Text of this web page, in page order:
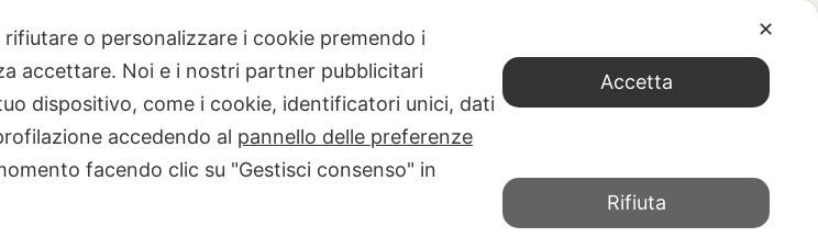
32723406497_54ee00890c_z
× 369PIXELS LUCE DEL SUD (LUX, ELEONORA MARANGONI, ED. NERI POZZA)
✕
o personalizzare i cookie premendo i
accettare. Noi e i nostri partner pubblicitari
dispositivo, come i cookie, identificatori unici, dati
accedendo al pannello delle preferenze
facendo clic su "Gestisci consenso" in
Accetta
Rifiuta